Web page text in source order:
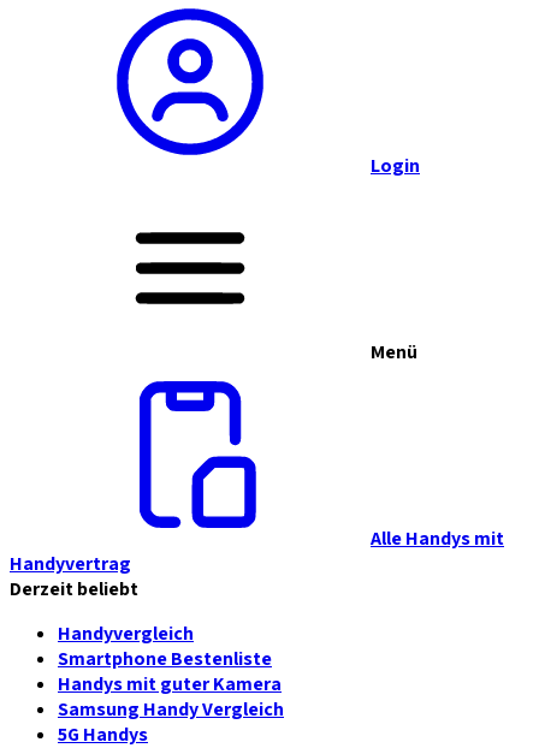
Login
Menü
Alle Handys mit
Handyvertrag
Derzeit beliebt
Handyvergleich
Smartphone Bestenliste
Handys mit guter Kamera
Samsung Handy Vergleich
5G Handys